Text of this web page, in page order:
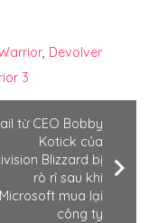
, Devolver
3
từ CEO Bobby
Kotick của
Blizzard bị
rò rỉ sau khi
Microsoft mua lại
công ty